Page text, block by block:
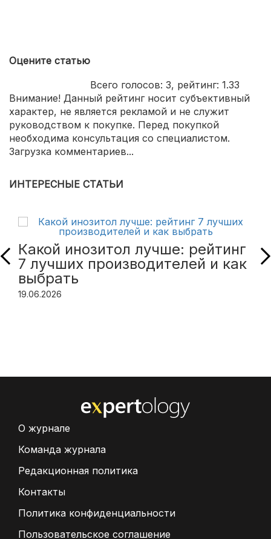
Оцените статью
Всего голосов: 3, рейтинг: 1.33
Внимание! Данный рейтинг носит субъективный
характер, не является рекламой и не служит
руководством к покупке. Перед покупкой
необходима консультация со специалистом.
Загрузка комментариев...
ИНТЕРЕСНЫЕ СТАТЬИ
Какой инозитол лучше: рейтинг
7 лучших производителей и как
выбрать
19.06.2026
О журнале
Команда журнала
Редакционная политика
Контакты
Политика конфиденциальности
Пользовательское соглашение